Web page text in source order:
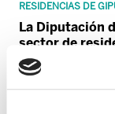
RESIDENCIAS DE
La Diputación
sector de
condiciones